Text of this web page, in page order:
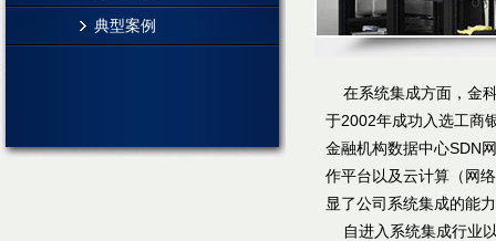
典型案例
在系统集成方面，金
于2002年成功入选工商
金融机构数据中心SDN
作平台以及云计算（网
显了公司系统集成的能
自进入系统集成行业